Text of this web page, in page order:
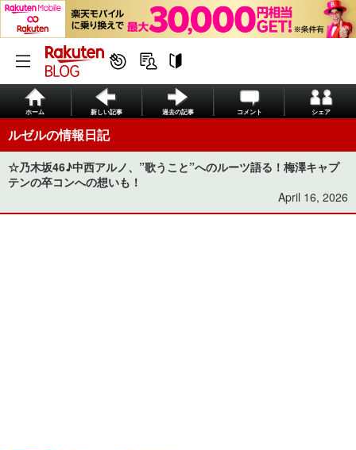
ホーム 新しい記事 過去の記事 コメント シェア
ルゼルの情報日記
☆乃木坂46♪中西アルノ、”歌うこと”へのルーツ語る！梅澤キャプ
テンの卒コンへの想いも！
April 16, 2026